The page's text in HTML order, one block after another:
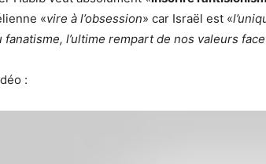
«vire à l’obsession» car Israël est «
fanatisme, l’ultime rempart de nos valeurs
: